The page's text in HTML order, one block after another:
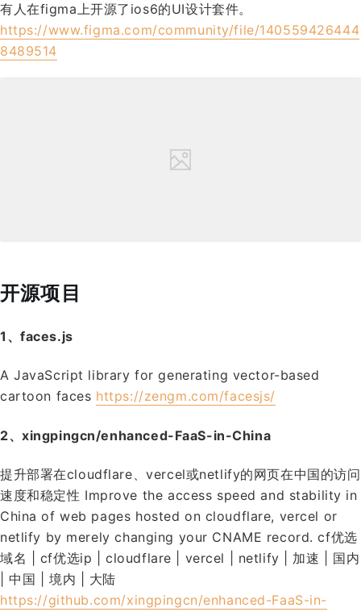
有人在figma上开源了ios6的UI设计套件。
https://www.figma.com/community/file/140559426444
8489514
开源项目
1、faces.js
A JavaScript library for generating vector-based
cartoon faces https://zengm.com/facesjs/
2、xingpingcn/enhanced-FaaS-in-China
提升部署在cloudflare、vercel或netlify的网页在中国的访问
速度和稳定性 Improve the access speed and stability in
China of web pages hosted on cloudflare, vercel or
netlify by merely changing your CNAME record. cf优选
域名 | cf优选ip | cloudflare | vercel | netlify | 加速 | 国内
| 中国 | 境内 | 大陆
https://github.com/xingpingcn/enhanced-FaaS-in-